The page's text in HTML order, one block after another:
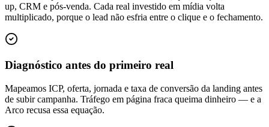
up, CRM e pós-venda. Cada real investido em mídia volta
multiplicado, porque o lead não esfria entre o clique e o fechamento.
Diagnóstico antes do primeiro real
Mapeamos ICP, oferta, jornada e taxa de conversão da landing antes
de subir campanha. Tráfego em página fraca queima dinheiro — e a
Arco recusa essa equação.